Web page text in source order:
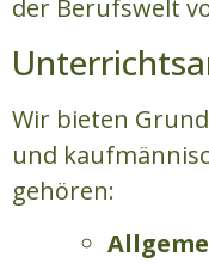
der Berufswelt
Wir bieten
und
gehören: